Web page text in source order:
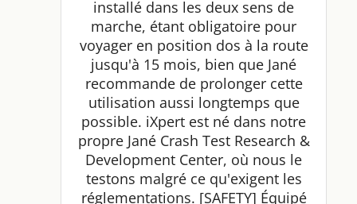
installé dans les deux sens de
marche, étant obligatoire pour
voyager en position dos à la route
jusqu'à 15 mois, bien que Jané
recommande de prolonger cette
utilisation aussi longtemps que
possible. iXpert est né dans notre
propre Jané Crash Test Research &
Development Center, où nous le
testons malgré ce qu'exigent les
réglementations. [SAFETY] Équipé